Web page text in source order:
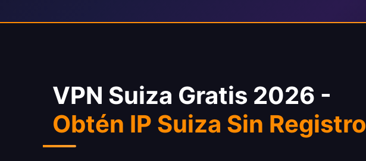
VPN Suiza Gratis 2026 -
Obtén IP Suiza Sin Registro